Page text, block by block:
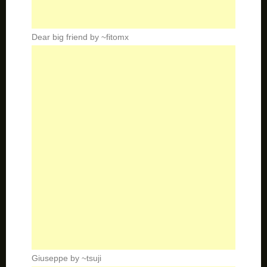
Dear big friend by ~fitomx
Giuseppe by ~tsuji